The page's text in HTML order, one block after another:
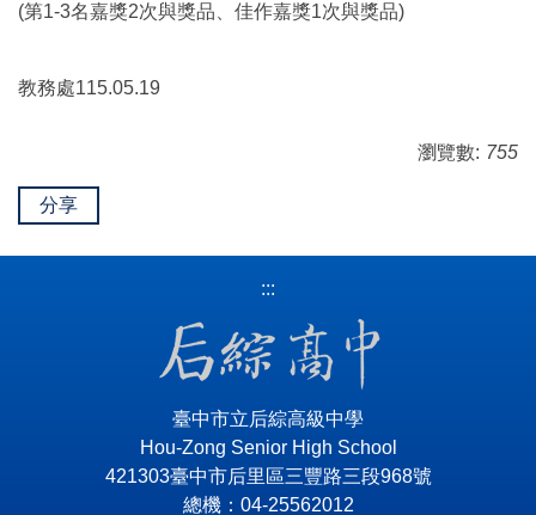
(第1-3名嘉獎2次與獎品、佳作嘉獎1次與獎品)
教務處115.05.19
瀏覽數: 755
分享
:::
臺中市立后綜高級中學
Hou-Zong Senior High School
421303臺中市后里區三豐路三段968號
總機：04-25562012